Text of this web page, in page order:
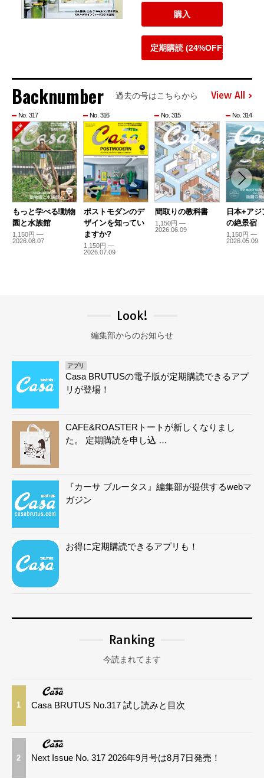
購入
定期購読 (24%OFF)
Backnumber 過去の号はこちらから View All
No. 317
もっと学べる!動物
園と水族館
1,150円 —
2026.08.07
No. 316
ポストモダンのデ
ザインを知ってい
ますか?
1,150円 —
2026.07.09
No. 315
間取りの教科書
1,150円 —
2026.06.09
No. 314
日本+アジ
の絶景宿
1,150円 —
2026.05.09
Look!
編集部からのお知らせ
アプリ
Casa BRUTUSの電子版が定期購読できるアプ
リが登場！
CAFE&ROASTERトートが新しくなりまし
た。 定期購読を申し込 …
『カーサ ブルータス』編集部が提供するwebマ
ガジン
お得に定期購読できるアプリも！
Ranking
今読まれてます
1 Casa BRUTUS No.317 試し読みと目次
2 Next Issue No. 317 2026年9月号は8月7日発売！